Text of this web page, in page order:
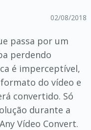
02/08/2018
passa por um
perdendo
é imperceptível,
do vídeo e
convertido. Só
durante a
Vídeo Convert.